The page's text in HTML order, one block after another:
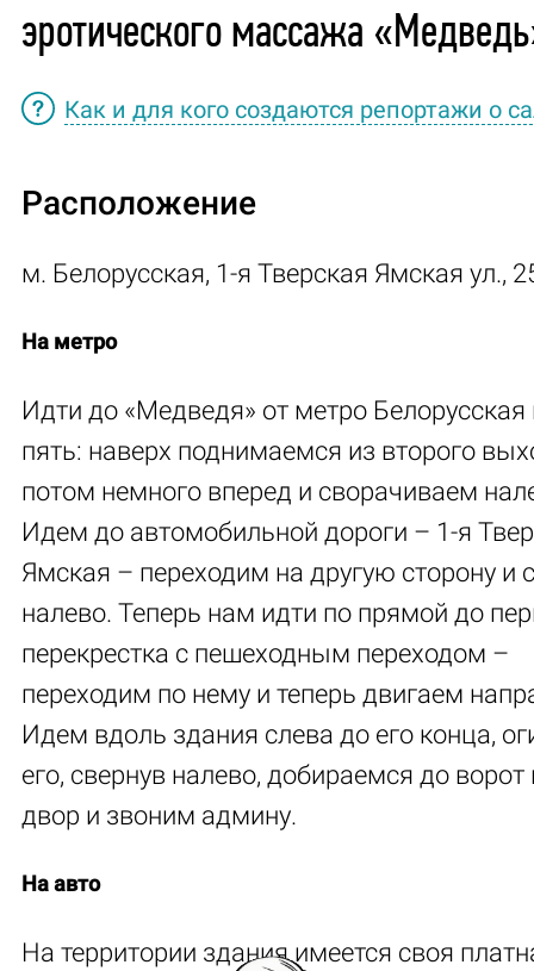
эротического массажа
Как и для кого создаются репортажи о
Расположение
м. Белорусская, 1-я Тверская Ямская ул.,
На метро
Идти до «Медведя» от метро Белорусская
пять: наверх поднимаемся из второго
потом немного вперед и сворачиваем
Идем до автомобильной дороги – 1-я
Ямская – переходим на другую сторону и
налево. Теперь нам идти по прямой до
перекрестка с пешеходным переходом –
переходим по нему и теперь двигаем
Идем вдоль здания слева до его конца,
его, свернув налево, добираемся до ворот
двор и звоним админу.
На авто
На территории здания имеется своя